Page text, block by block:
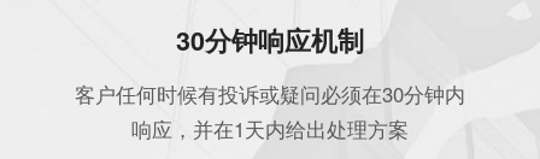
30分钟响应机制
客户任何时候有投诉或疑问必须在30分钟内
响应，并在1天内给出处理方案